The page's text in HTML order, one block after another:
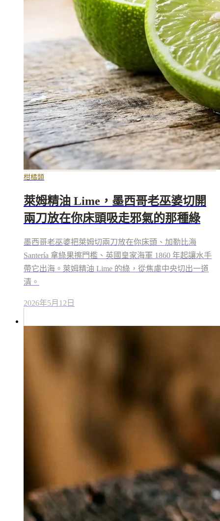
柑橘類
萊姆精油 Lime，墨西哥老巫婆切開
兩刀放在你床頭吸走邪氣的那種綠
墨西哥老巫婆把萊姆切兩刀放在你床頭、加勒比海
Santería 拿綠果擦門檻、英國皇家海軍 1860 年起讓水手
帶它出海。萊姆精油 Lime 的綠，從焦慮中央切出一道
清。
2026年5月12日